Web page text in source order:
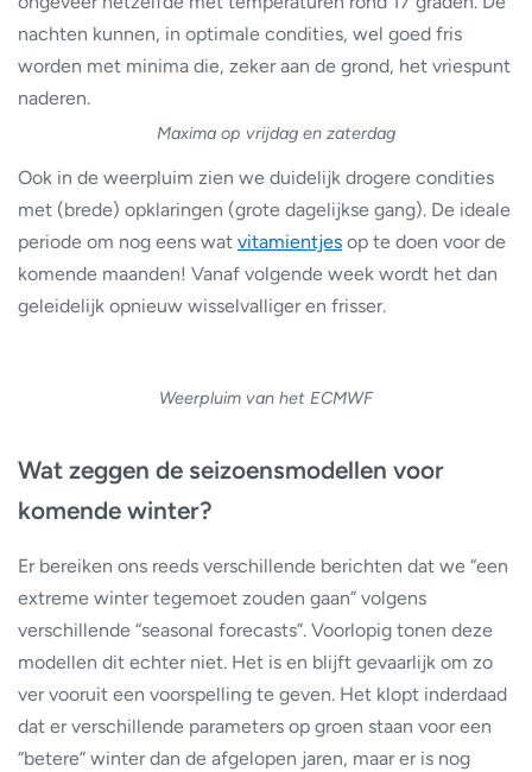
nachten kunnen, in optimale condities, wel goed fris
worden met minima die, zeker aan de grond, het vriespunt
naderen.
Maxima op vrijdag en zaterdag
Ook in de weerpluim zien we duidelijk drogere condities
met (brede) opklaringen (grote dagelijkse gang). De ideale
periode om nog eens wat vitamientjes op te doen voor de
komende maanden! Vanaf volgende week wordt het dan
geleidelijk opnieuw wisselvalliger en frisser.
Weerpluim van het ECMWF
Wat zeggen de seizoensmodellen voor
komende winter?
Er bereiken ons reeds verschillende berichten dat we “een
extreme winter tegemoet zouden gaan” volgens
verschillende “seasonal forecasts”. Voorlopig tonen deze
modellen dit echter niet. Het is en blijft gevaarlijk om zo
ver vooruit een voorspelling te geven. Het klopt inderdaad
dat er verschillende parameters op groen staan voor een
“betere” winter dan de afgelopen jaren, maar er is nog